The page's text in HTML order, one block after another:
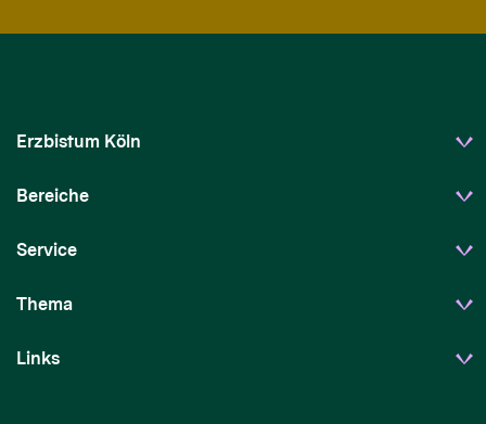
Erzbistum Köln
Bereiche
Service
Thema
Links